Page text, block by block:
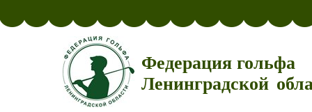
Федерация гольфа
Ленинградской